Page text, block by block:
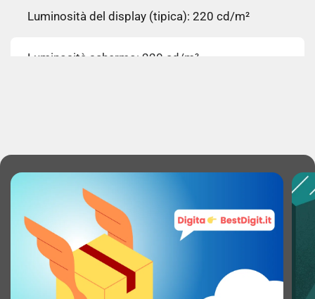
Luminosità del display (tipica): 220 cd/m²
Luminosità schermo: 220 cd/m²
Formato: 16:9
Rapporto di contrasto: 500:1